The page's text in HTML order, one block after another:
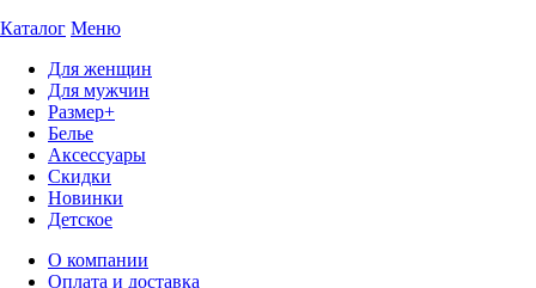
Каталог Меню
Для женщин
Для мужчин
Размер+
Белье
Аксессуары
Скидки
Новинки
Детское
О компании
Оплата и доставка